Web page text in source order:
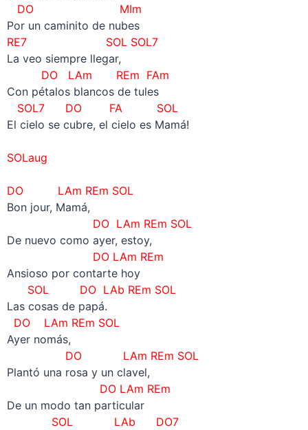
DO MIm
Por un caminito de nubes
RE7 SOL SOL7
La veo siempre llegar,
DO LAm REm FAm
Con pétalos blancos de tules
SOL7 DO FA SOL
El cielo se cubre, el cielo es Mamá!
SOLaug
DO LAm REm SOL
Bon jour, Mamá,
DO LAm REm SOL
De nuevo como ayer, estoy,
DO LAm REm
Ansioso por contarte hoy
SOL DO LAb REm SOL
Las cosas de papá.
DO LAm REm SOL
Ayer nomás,
DO LAm REm SOL
Plantó una rosa y un clavel,
DO LAm REm
De un modo tan particular
SOL LAb DO7